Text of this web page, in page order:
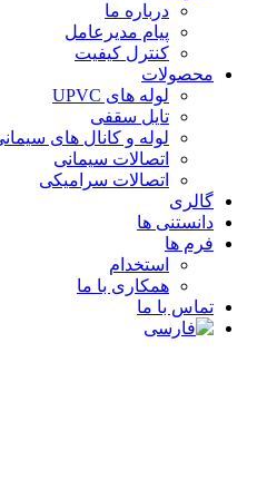
درباره ما
پیام مدیرعامل
کنترل کیفیت
محصولات
لوله های UPVC
تایل سقفی
لوله و کانال های سیمانی
اتصالات سیمانی
اتصالات سرامیکی
گالری
دانستنی ها
فرم ها
استخدام
همکاری با ما
تماس با ما